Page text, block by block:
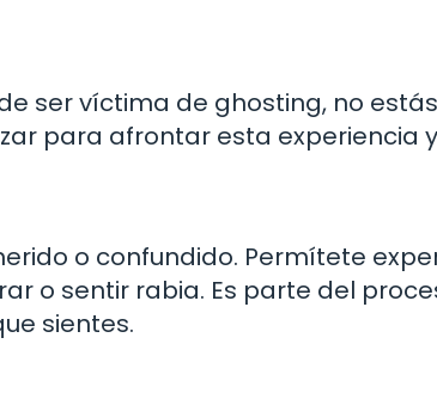
ser víctima de ghosting, no
para afrontar esta experiencia
o confundido. Permítete
o sentir rabia. Es parte del
sientes.